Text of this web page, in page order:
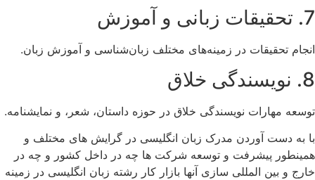
7. تحقیقات زبانی و آموزش
انجام تحقیقات در زمینه‌های مختلف زبان‌شناسی و آموزش زبان.
8. نویسندگی خلاق
توسعه مهارات نویسندگی خلاق در حوزه داستان، شعر، و نمایشنامه.
با به دست آوردن مدرک زبان انگلیسی در گرایش های مختلف و
همینطور پیشرفت و توسعه شرکت ها چه در داخل کشور و چه در
خارج و بین المللی سازی آنها بازار کار رشته زبان انگلیسی در زمینه